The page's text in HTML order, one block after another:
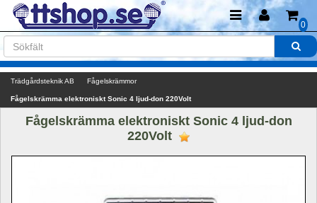
0
Trädgårdsteknik AB Fågelskrämmor
Fågelskrämma elektroniskt Sonic 4 ljud-don 220Volt
Fågelskrämma elektroniskt Sonic 4 ljud-don
220Volt